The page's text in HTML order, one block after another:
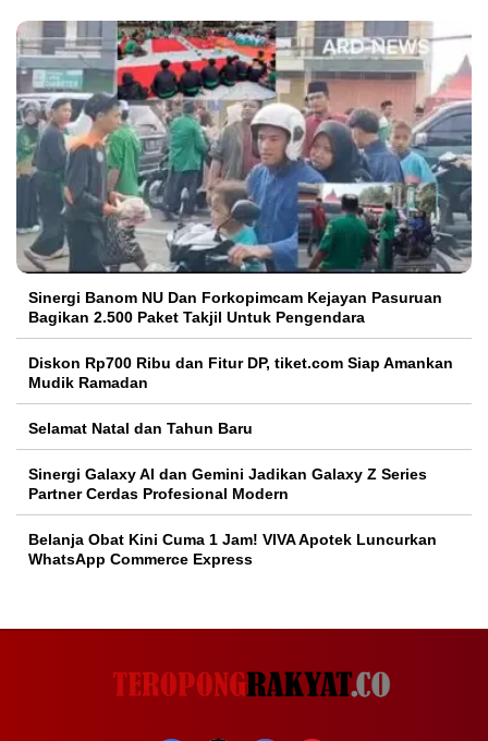
Sinergi Banom NU Dan Forkopimcam Kejayan Pasuruan
Bagikan 2.500 Paket Takjil Untuk Pengendara
Diskon Rp700 Ribu dan Fitur DP, tiket.com Siap Amankan
Mudik Ramadan
Selamat Natal dan Tahun Baru
Sinergi Galaxy AI dan Gemini Jadikan Galaxy Z Series
Partner Cerdas Profesional Modern
Belanja Obat Kini Cuma 1 Jam! VIVA Apotek Luncurkan
WhatsApp Commerce Express